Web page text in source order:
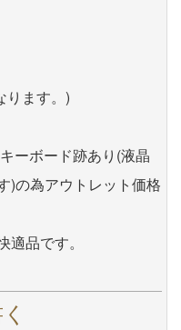
ります。)
ーボード跡あり(液晶
)の為アウトレット価格
品です。